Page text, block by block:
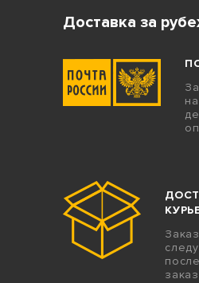
Доставка за